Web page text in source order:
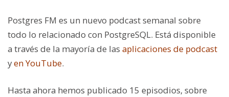
Postgres FM es un nuevo podcast semanal sobre
todo lo relacionado con PostgreSQL. Está disponible
a través de la mayoría de las aplicaciones de podcast
yen YouTube.
Hasta ahora hemos publicado 15 episodios, sobre